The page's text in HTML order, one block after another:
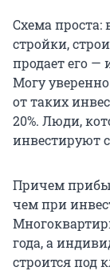
Схема проста:
стройки,
продает его —
Могу
от таких
20%. Люди,
инвестируют
Причем
чем при
года, а
строится под